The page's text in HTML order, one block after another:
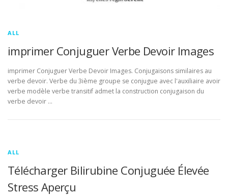
ALL
imprimer Conjuguer Verbe Devoir Images
imprimer Conjuguer Verbe Devoir Images. Conjugaisons similaires au
verbe devoir. Verbe du 3ième groupe se conjugue avec l'auxiliaire avoir
verbe modèle verbe transitif admet la construction conjugaison du
verbe devoir …
ALL
Télécharger Bilirubine Conjuguée Élevée
Stress Aperçu